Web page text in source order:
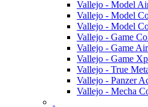
Vallejo - Model
Vallejo - Model
Vallejo - Model
Vallejo - Game
Vallejo - Game Air
Vallejo - Game
Vallejo - True
Vallejo - Panzer
Vallejo - Mecha